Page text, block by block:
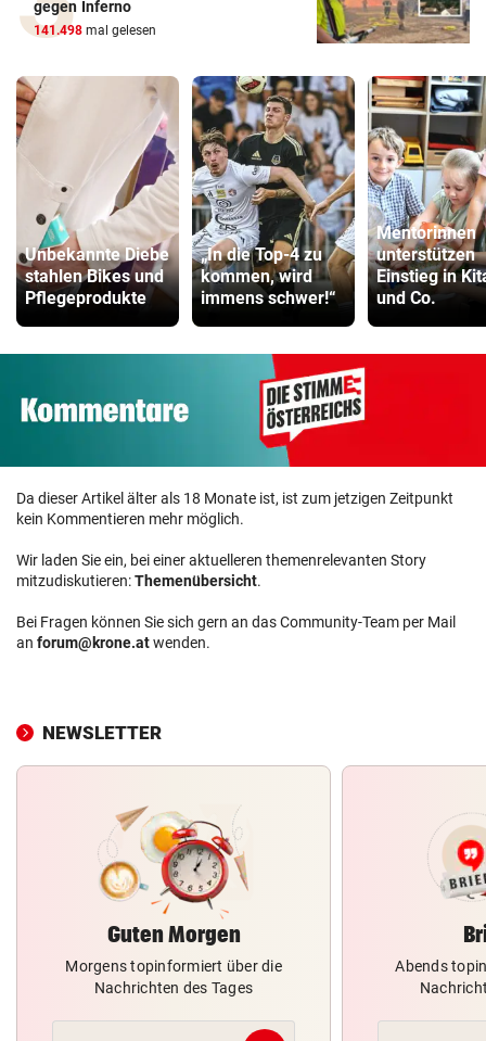
gegen Inferno
141.498 mal gelesen
Unbekannte Diebe
stahlen Bikes und
Pflegeprodukte
„In die Top-4 zu
kommen, wird
immens schwer!“
Mentorinnen
unterstützen
Einstieg in
und Co.
Da dieser Artikel älter als 18 Monate ist, ist zum jetzigen Zeitpunkt
kein Kommentieren mehr möglich.
Wir laden Sie ein, bei einer aktuelleren themenrelevanten Story
mitzudiskutieren:Themenübersicht.
Bei Fragen können Sie sich gern an das Community-Team per Mail
an forum@krone.atwenden.
NEWSLETTER
Guten Morgen
Morgens topinformiert über die
Nachrichten des Tages
Abends